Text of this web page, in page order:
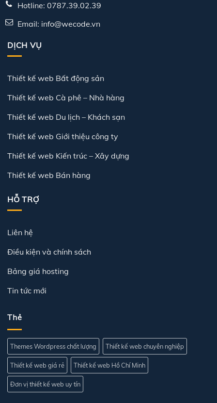
Hotline: 0787.39.02.39
Email: info@wecode.vn
DỊCH VỤ
Thiết kế web Bất động sản
Thiết kế web Cà phê – Nhà hàng
Thiết kế web Du lịch – Khách sạn
Thiết kế web Giới thiệu công ty
Thiết kế web Kiến trúc – Xây dựng
Thiết kế web Bán hàng
HỖ TRỢ
Liên hệ
Điều kiện và chính sách
Bảng giá hosting
Tin tức mới
Thẻ
Themes Wordpress chất lượng Thiết kế web chuyên nghiệp
Thiết kế web giá rẻ Thiết kế web Hồ Chí Minh
Đơn vị thiết kế web uy tín